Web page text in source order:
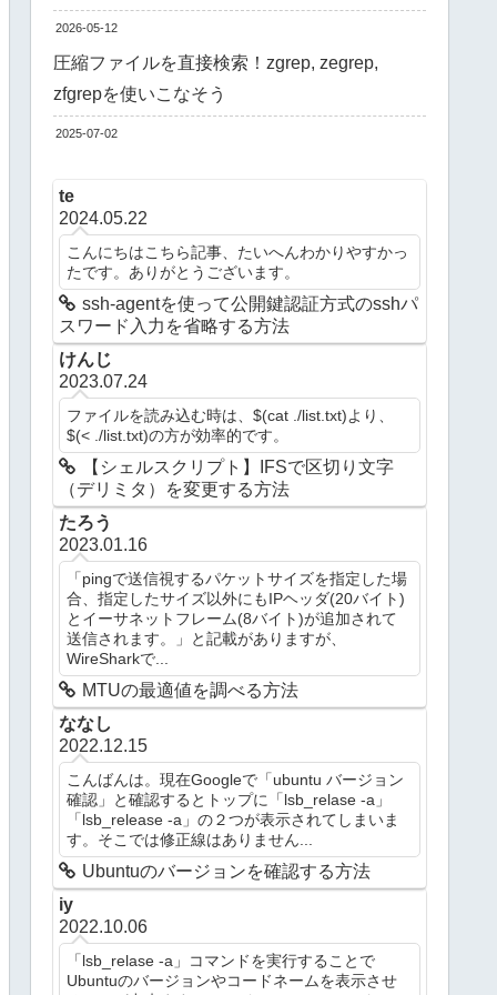
2026-05-12
圧縮ファイルを直接検索！zgrep, zegrep,
zfgrepを使いこなそう
2025-07-02
te
2024.05.22
こんにちはこちら記事、たいへんわかりやすかっ
たです。ありがとうございます。
ssh-agentを使って公開鍵認証方式のsshパ
スワード入力を省略する方法
けんじ
2023.07.24
ファイルを読み込む時は、$(cat ./list.txt)より、
$(< ./list.txt)の方が効率的です。
【シェルスクリプト】IFSで区切り文字
（デリミタ）を変更する方法
たろう
2023.01.16
「pingで送信視するパケットサイズを指定した場
合、指定したサイズ以外にもIPヘッダ(20バイト)
とイーサネットフレーム(8バイト)が追加されて
送信されます。」と記載がありますが、
WireSharkで...
MTUの最適値を調べる方法
ななし
2022.12.15
こんばんは。現在Googleで「ubuntu バージョン
確認」と確認するとトップに「lsb_relase -a」
「lsb_release -a」の２つが表示されてしまいま
す。そこでは修正線はありません...
Ubuntuのバージョンを確認する方法
iy
2022.10.06
「lsb_relase -a」コマンドを実行することで
Ubuntuのバージョンやコードネームを表示させ